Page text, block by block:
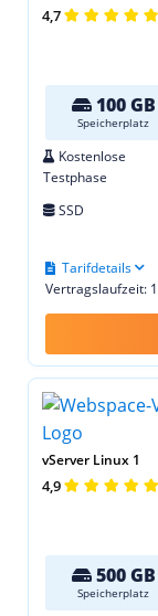
4,7
100 GB
Speicherplatz
Kostenlose
Testphase
SSD
Vertragslaufzeit:
Tarifdetails
vServer Linux 1
4,9
500 GB
Speicherplatz